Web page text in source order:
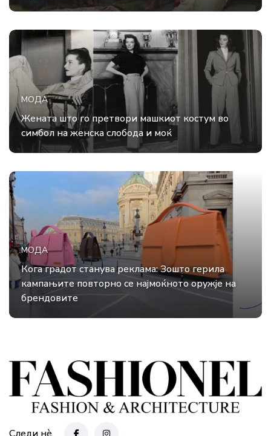
МОДА
Жената што го претвори машкиот костум во
симбол на женска слобода и моќ
МОДА
Кога градот станува реклама: Зошто герила
кампањите повторно се најмоќното оружје на
брендовите